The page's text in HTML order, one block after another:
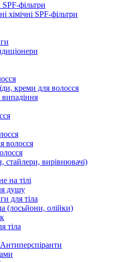
SPF-фільтри
хімічні SPF-фільтри
креми для волосся
волосся
стайлери, вирівнювачі)
на тілі
душу
для тіла
(лосьйони, олійки)
тіла